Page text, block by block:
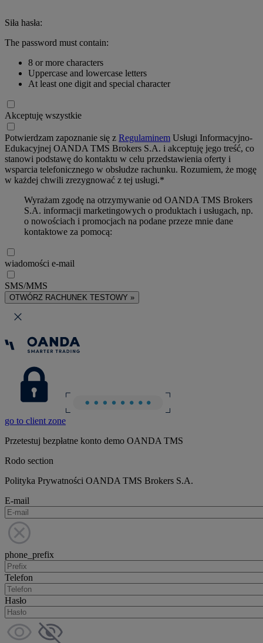
Siła hasła:
The password must contain:
8 or more characters
Uppercase and lowercase letters
At least one digit and special character
Akceptuję wszystkie
Potwierdzam zapoznanie się z Regulaminem Usługi Informacyjno-
Edukacyjnej OANDA TMS Brokers S.A. i akceptuję jego treść, co
stanowi podstawę do kontaktu w celu przedstawienia oferty i
wsparcia telefonicznego w obsłudze rachunku. Rozumiem, że mogę
w każdej chwili zrezygnować z tej usługi.*
Wyrażam zgodę na otrzymywanie od OANDA TMS Brokers
S.A. informacji marketingowych o produktach i usługach, np.
o nowościach i promocjach na podane przeze mnie dane
kontaktowe za pomocą:
wiadomości e-mail
SMS/MMS
OTWÓRZ RACHUNEK TESTOWY »
go to client zone
Przetestuj bezpłatne konto demo OANDA TMS
Rodo section
Polityka Prywatności OANDA TMS Brokers S.A.
E-mail
phone_prefix
Telefon
Hasło